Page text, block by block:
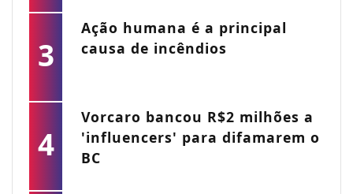
3
Ação humana é a principal
causa de incêndios
4
Vorcaro bancou R$2 milhões a
'influencers' para difamarem o
BC